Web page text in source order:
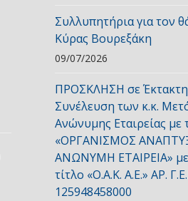
Συλλυπητήρια για τον
Κύρας Βουρεξάκη
09/07/2026
ΠΡΟΣΚΛΗΣΗ σε Έκτακτη
Συνέλευση των κ.κ.
Ανώνυμης Εταιρείας με
«ΟΡΓΑΝΙΣΜΟΣ
ΑΝΩΝΥΜΗ ΕΤΑΙΡΕΙΑ» με
τίτλο «Ο.Α.Κ. Α.Ε.» ΑΡ.
125948458000